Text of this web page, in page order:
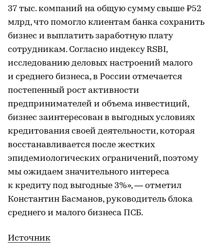
37 тыс. компаний на общую сумму свыше ₽52
млрд, что помогло клиентам банка сохранить
бизнес и выплатить заработную плату
сотрудникам. Согласно индексу RSBI,
исследованию деловых настроений малого
и среднего бизнеса, в России отмечается
постепенный рост активности
предпринимателей и объема инвестиций,
бизнес заинтересован в выгодных условиях
кредитования своей деятельности, которая
восстанавливается после жестких
эпидемиологических ограничений, поэтому
мы ожидаем значительного интереса
к кредиту под выгодные 3%», — отметил
Константин Басманов, руководитель блока
среднего и малого бизнеса ПСБ.
Источник